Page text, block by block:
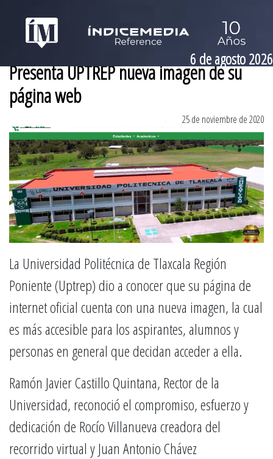
6 de agosto 2026
Presenta UPTREP nueva imagen de su
página web
25 de noviembre de 2020
La Universidad Politécnica de Tlaxcala Región
Poniente (Uptrep) dio a conocer que su página de
internet oficial cuenta con una nueva imagen, la cual
es más accesible para los aspirantes, alumnos y
personas en general que decidan acceder a ella.
Ramón Javier Castillo Quintana, Rector de la
Universidad, reconoció el compromiso, esfuerzo y
dedicación de Rocío Villanueva creadora del
recorrido virtual y Juan Antonio Chávez